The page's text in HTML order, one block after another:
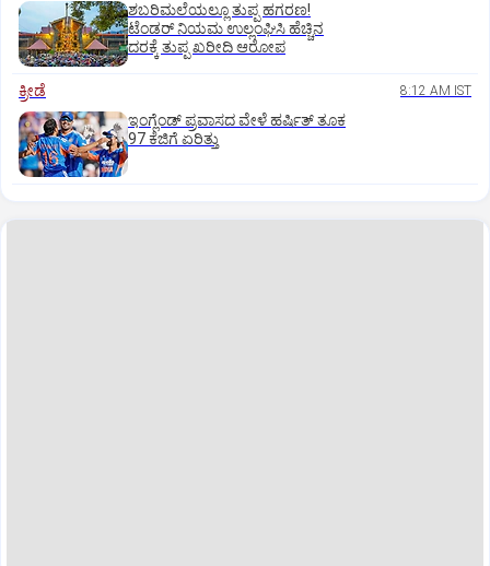
ಶಬರಿಮಲೆಯಲ್ಲೂ ತುಪ್ಪ ಹಗರಣ!
ಟೆಂಡರ್‌ ನಿಯಮ ಉಲ್ಲಂಘಿಸಿ ಹೆಚ್ಚಿನ
ದರಕ್ಕೆ ತುಪ್ಪ ಖರೀದಿ ಆರೋಪ
ಕ್ರೀಡೆ 8:12 AM IST
ಇಂಗ್ಲೆಂಡ್‌ ಪ್ರವಾಸದ ವೇಳೆ ಹರ್ಷಿತ್‌ ತೂಕ
97 ಕೆಜಿಗೆ ಏರಿತ್ತು